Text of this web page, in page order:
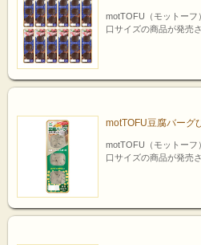
motTOFU（モットーフ
口サイズの商品が発売
motTOFU豆腐バーグ
motTOFU（モットーフ
口サイズの商品が発売